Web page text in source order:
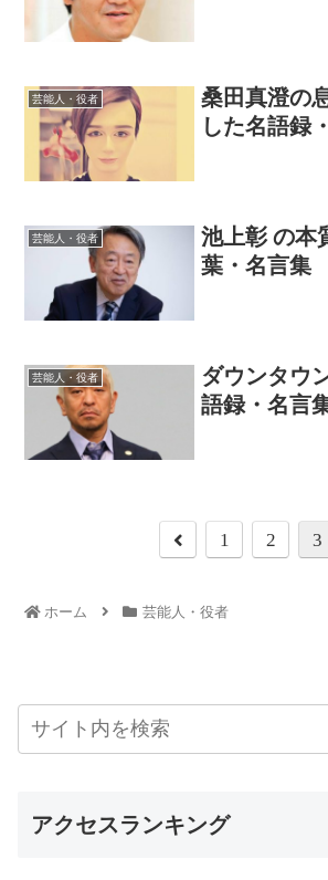
芸能人・役者
桑田真澄の
した名語録
芸能人・役者
池上彰 の本
葉・名言集
芸能人・役者
ダウンタウ
語録・名言
1 2 3
ホーム 芸能人・役者
アクセスランキング